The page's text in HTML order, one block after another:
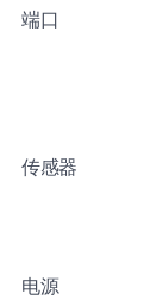
端口
传感器
电源